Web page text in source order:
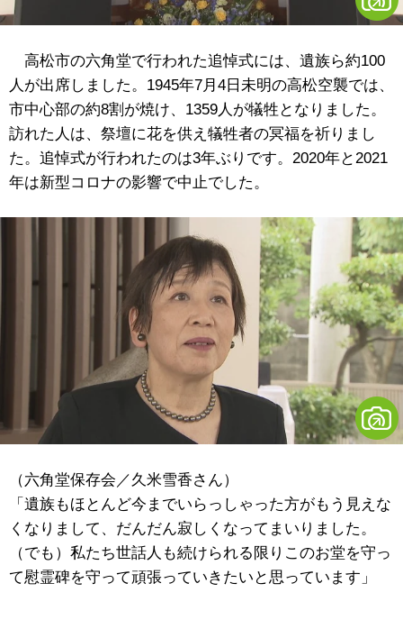
高松市の六角堂で行われた追悼式には、遺族ら約100
人が出席しました。1945年7月4日未明の高松空襲では、
市中心部の約8割が焼け、1359人が犠牲となりました。
訪れた人は、祭壇に花を供え犠牲者の冥福を祈りまし
た。追悼式が行われたのは3年ぶりです。2020年と2021
年は新型コロナの影響で中止でした。
（六角堂保存会／久米雪香さん）
「遺族もほとんど今までいらっしゃった方がもう見えな
くなりまして、だんだん寂しくなってまいりました。
（でも）私たち世話人も続けられる限りこのお堂を守っ
て慰霊碑を守って頑張っていきたいと思っています」